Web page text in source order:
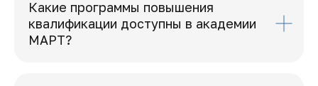
Какие программы повышения
квалификации доступны в академии
МАРТ?